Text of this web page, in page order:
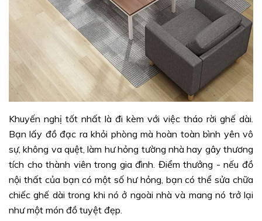
Khuyến nghị tốt nhất là đi kèm với việc tháo rời ghế dài.
Bạn lấy đồ đạc ra khỏi phòng mà hoàn toàn bình yên vô
sự, không va quệt, làm hư hỏng tường nhà hay gây thương
tích cho thành viên trong gia đình. Điểm thưởng - nếu đồ
nội thất của bạn có một số hư hỏng, bạn có thể sửa chữa
chiếc ghế dài trong khi nó ở ngoài nhà và mang nó trở lại
như một món đồ tuyệt đẹp.